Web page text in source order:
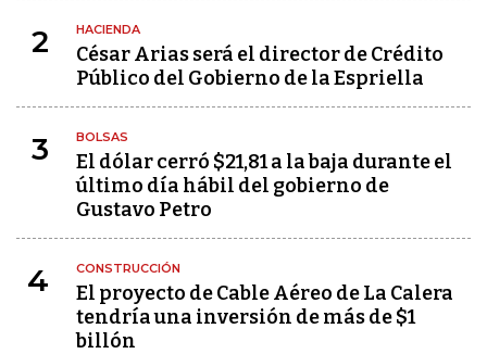
2 HACIENDA
César Arias será el director de Crédito
Público del Gobierno de la Espriella
3 BOLSAS
El dólar cerró $21,81 a la baja durante el
último día hábil del gobierno de
Gustavo Petro
4 CONSTRUCCIÓN
El proyecto de Cable Aéreo de La Calera
tendría una inversión de más de $1
billón